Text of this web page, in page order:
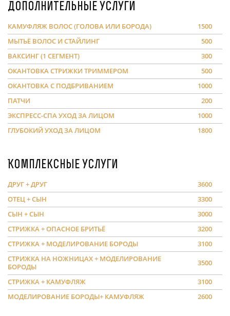
Дополнительные услуги
КАМУФЛЯЖ ВОЛОС (ГОЛОВА ИЛИ БОРОДА)
1500
МЫТЬЁ ВОЛОС И СТАЙЛИНГ
500
ВАКСИНГ (1 СЕГМЕНТ)
300
ОКАНТОВКА СТРИЖКИ ТРИММЕРОМ
500
ОКАНТОВКА С ПОДБРИВАНИЕМ
1000
ПАТЧИ
200
ЭКСПРЕСС-СПА УХОД ЗА ЛИЦОМ
1000
ГЛУБОКИЙ УХОД ЗА ЛИЦОМ
1800
Комплексные услуги
ДРУГ + ДРУГ
3600
ОТЕЦ + СЫН
3300
СЫН + СЫН
3000
СТРИЖКА + ОПАСНОЕ БРИТЬЁ
3200
СТРИЖКА + МОДЕЛИРОВАНИЕ БОРОДЫ
3100
СТРИЖКА НА НОЖНИЦАХ + МОДЕЛИРОВАНИЕ
БОРОДЫ
3500
СТРИЖКА + КАМУФЛЯЖ
3100
МОДЕЛИРОВАНИЕ БОРОДЫ+ КАМУФЛЯЖ
2600